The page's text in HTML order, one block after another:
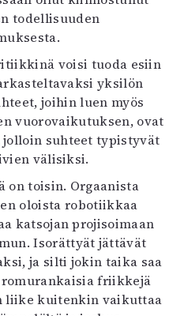
ry
todellisuuden
voisi tuoda esiin
yksilön
joihin luen myös
vuorovaikutuksen, ovat
suhteet typistyvät
välisiksi.
on toisin. Orgaanista
oloista robotiikkaa
katsojan projisoimaan
Isorättyät jättävät
ja silti jokin taika saa
friikkejä
liike kuitenkin vaikuttaa